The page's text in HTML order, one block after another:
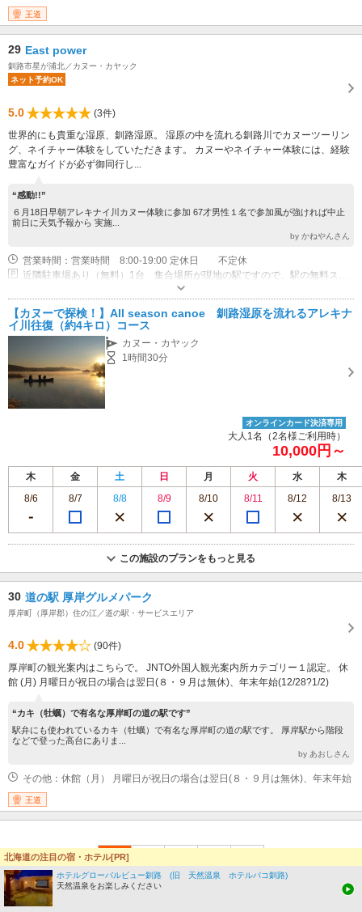
王道
29 East power
釧路市星が浦北／カヌー・カヤック
ネット予約OK
5.0
(3件)
世界的にも貴重な湿原、釧路湿原。 湿原の中を流れる釧路川でカヌーツーリン
グ、ネイチャー体験をしていただきます。 カヌーやネイチャー体験には、経験
豊富なガイドが必ず御同行し...
“感動!!”
６月18日早朝アレキナイ川カヌー体験に参加 67才男性１名で参加風が強ければ中止
前日に天気予報から 実施...
by かねやんさん
営業時間：営業時間 8:00-19:00 定休日 不定休
【カヌーで探検！】All season canoe 釧路湿原を流れるアレキナ
イ川往復（約4キロ）コース
カヌー・カヤック
1時間30分
オンラインカード決済専用
大人1名（2名様ご利用時）
10,000円～
木 金 土 日 月 火 水
木
8/6
8/7 8/8 8/9 8/10 8/11 8/12 8/13
この施設のプランをもっと見る
30 道の駅 厚岸グルメパーク
厚岸町（厚岸郡）住の江／道の駅・サービスエリア
4.0
(90件)
厚岸町の観光案内はこちらで。 JNTO外国人観光案内所カテゴリー１認定。 休
館 (月) 月曜日が祝日の場合は翌日(８・９月は無休)、年末年始(12/28?1/2)
“カキ（牡蠣）で有名な厚岸町の道の駅です”
駅弁にも使われているカキ（牡蠣）で有名な厚岸町の道の駅です。 厚岸駅から階段
などで登った高台にありま...
by あおしさん
その他：休館（月） 月曜日が祝日の場合は翌日(８・９月は無休)、年末年始
王道
1 ＞
北海道の注目の宿・ホテル[PR]
ホテルグローバルビュー釧路 (旧 天然温泉 ホテルパコ釧路)
天然温泉をお楽しみください